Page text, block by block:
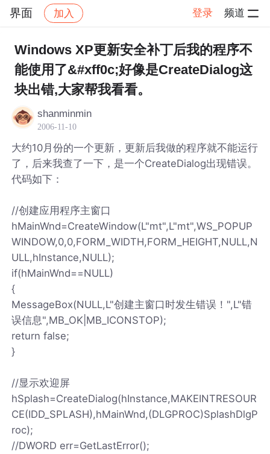
界面 加入 登录 频道
社区 帖子详情
Windows XP更新安全补丁后我的程序不
能使用了&#xff0c;好像是CreateDialog这
块出错,大家帮我看看。
shanminmin
2006-11-10
大约10月份的一个更新，更新后我做的程序就不能运行
了，后来我查了一下，是一个CreateDialog出现错误。
代码如下：
//创建应用程序主窗口
hMainWnd=CreateWindow(L"mt",L"mt",WS_POPUP
WINDOW,0,0,FORM_WIDTH,FORM_HEIGHT,NULL,N
ULL,hInstance,NULL);
if(hMainWnd==NULL)
{
MessageBox(NULL,L"创建主窗口时发生错误！",L"错
误信息",MB_OK|MB_ICONSTOP);
return false;
}
//显示欢迎屏
hSplash=CreateDialog(hInstance,MAKEINTRESOUR
CE(IDD_SPLASH),hMainWnd,(DLGPROC)SplashDlgP
roc);
//DWORD err=GetLastError();